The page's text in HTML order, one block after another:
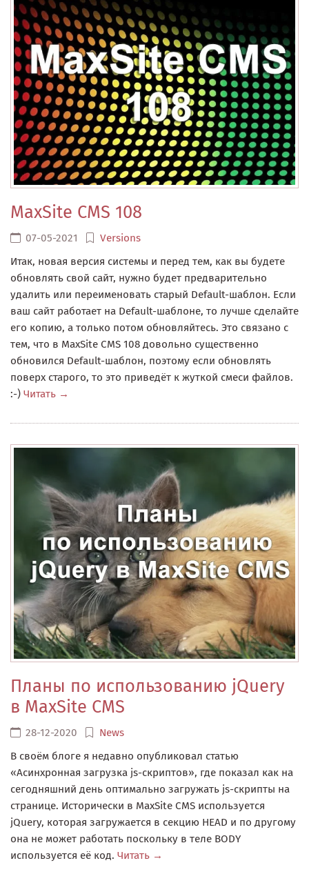
MaxSite CMS 108
07-05-2021
Versions
Итак, новая версия системы и перед тем, как вы будете
обновлять свой сайт, нужно будет предварительно
удалить или переименовать старый Default-шаблон. Если
ваш сайт работает на Default-шаблоне, то лучше сделайте
его копию, а только потом обновляйтесь. Это связано с
тем, что в MaxSite CMS 108 довольно существенно
обновился Default-шаблон, поэтому если обновлять
поверх старого, то это приведёт к жуткой смеси файлов.
:-) Читать
Планы по использованию jQuery
в MaxSite CMS
28-12-2020
News
В своём блоге я недавно опубликовал статью
«Асинхронная загрузка js-скриптов», где показал как на
сегодняшний день оптимально загружать js-скрипты на
странице. Исторически в MaxSite CMS используется
jQuery, которая загружается в секцию HEAD и по другому
она не может работать поскольку в теле BODY
используется её код. Читать